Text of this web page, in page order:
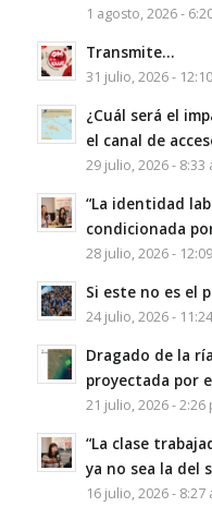
1 agosto, 2026 -
Transmite…
31 julio, 2026 -
¿Cuál será el
el canal de
29 julio, 2026 - 8:33
“La identidad
condicionada
28 julio, 2026 -
Si este no es el
24 julio, 2026 -
Dragado de la
proyectada por
21 julio, 2026 - 2:26
“La clase
ya no sea la del
16 julio, 2026 - 8:27